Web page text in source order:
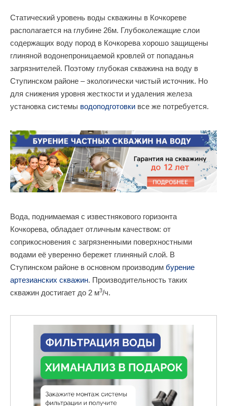
Статический уровень воды скважины в Кочкореве
располагается на глубине 26м. Глубоколежащие слои
содержащих воду пород в Кочкорева хорошо защищены
глиняной водонепроницаемой кровлей от попаданья
загрязнителей. Поэтому глубокая скважина на воду в
Ступинском районе – экологически чистый источник. Но
для снижения уровня жесткости и удаления железа
установка системы водоподготовки все же потребуется.
Вода, поднимаемая с известнякового горизонта
Кочкорева, обладает отличным качеством: от
соприкосновения с загрязненными поверхностными
водами её уверенно бережет глиняный слой. В
Ступинском районе в основном производим бурение
артезианских скважин. Производительность таких
скважин достигает до 2 м3/ч.